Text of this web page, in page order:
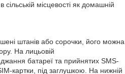
місцевості як домашній
штанів або сорочки, його можна
На лицьовій
батареї та прийнятих SMS-
картки, під заглушкою. На нижній